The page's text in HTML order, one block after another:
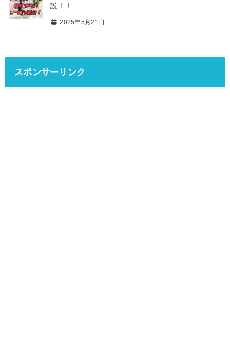
説！！
2025年5月21日
スポンサーリンク